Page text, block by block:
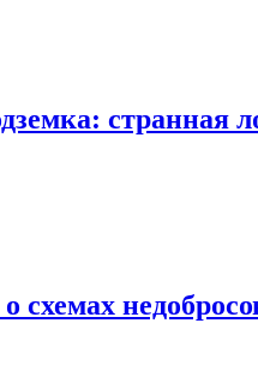
странная
схемах